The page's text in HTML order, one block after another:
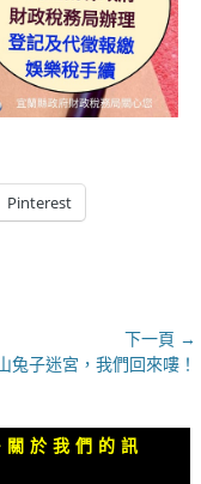
Pinterest
下一頁 →
兔子迷宮，我們回來嘍！
於我們的訊